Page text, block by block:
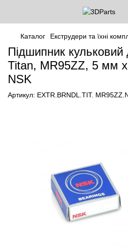
Каталог Екструдери та їхні
Підшипник кульковий
Titan, MR95ZZ, 5 мм
NSK
Артикул: EXTR.BRNDL.TIT.